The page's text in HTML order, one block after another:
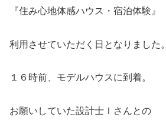
『住み心地体感ハウス・宿泊体験』
利用させていただく日となりました。
１６時前、モデルハウスに到着。
お願いしていた設計士Ｉさんとの